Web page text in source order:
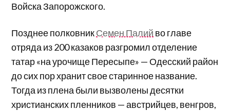
Войска Запорожского.
Позднее полковникСемен Палий во главе
отряда из 200 казаков разгромил отделение
татар «на урочище Пересыпе» — Одесский район
до сих пор хранит свое старинное название.
Тогда из плена были вызволены десятки
христианских пленников — австрийцев, венгров,